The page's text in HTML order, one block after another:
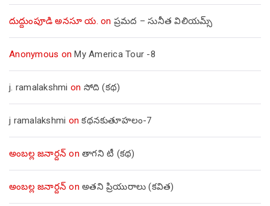
దుద్దుంపూడి అనసూ య. on ప్రమద – సునీత విలియమ్స్
Anonymous onMy America Tour -8
j. ramalakshmi on సోది (కథ)
j ramalakshmi onకథనకుతూహలం-7
అంబల్ల జనార్దన్ on తాగని టీ (కథ)
అంబల్ల జనార్దన్ on అతని ప్రియురాలు (కవిత)